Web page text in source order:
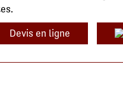
Devis en ligne